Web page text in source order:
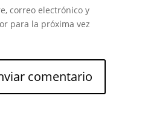
correo electrónico y
para la próxima vez